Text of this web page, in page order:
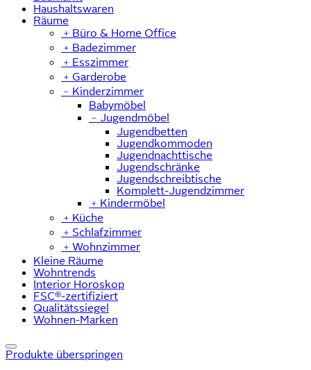
Haushaltswaren
Räume
﹢ Büro & Home Office
﹢ Badezimmer
﹢ Esszimmer
﹢ Garderobe
﹣ Kinderzimmer
Babymöbel
﹣ Jugendmöbel
Jugendbetten
Jugendkommoden
Jugendnachttische
Jugendschränke
Jugendschreibtische
Komplett-Jugendzimmer
﹢ Kindermöbel
﹢ Küche
﹢ Schlafzimmer
﹢ Wohnzimmer
Kleine Räume
Wohntrends
Interior Horoskop
FSC®-zertifiziert
Qualitätssiegel
Wohnen-Marken
Produkte überspringen